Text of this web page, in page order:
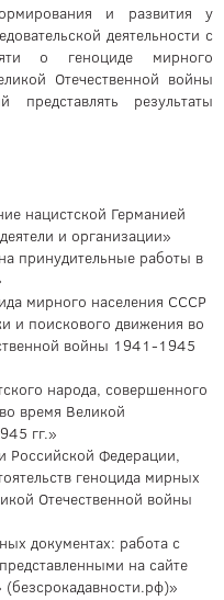
и развития у
деятельности с
о геноциде мирного
Отечественной войны
результаты
нацистской Германией
и организации»
принудительные работы в
мирного населения СССР
и поискового движения во
войны 1941-1945
народа, совершенного
время Великой
гг.»
Федерации,
геноцида мирных
Отечественной войны
документах: работа с
на сайте
(безсрокадавности.рф)»